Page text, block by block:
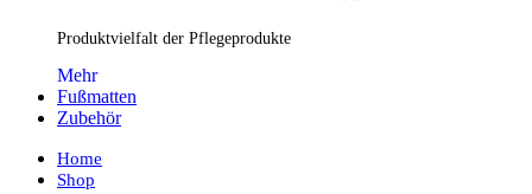
Produktvielfalt der Pflegeprodukte
Mehr
Fußmatten
Zubehör
Home
Shop